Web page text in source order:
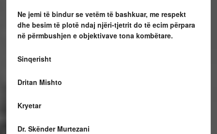
Ne jemi të bindur se vetëm të bashkuar, me respekt
dhe besim të plotë ndaj njëri-tjetrit do të ecim përpara
në përmbushjen e objektivave tona kombëtare.
Sinqerisht
Dritan Mishto
Kryetar
Dr. Skënder Murtezani